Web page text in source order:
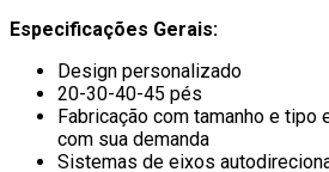
Especificações Gerais:
Design personalizado
20-30-40-45 pés
Fabricação com tamanho e tipo
com sua demanda
Sistemas de eixos